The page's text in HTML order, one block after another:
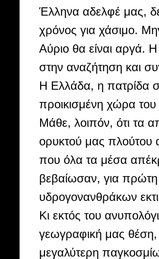
Έλληνα αδελφέ μας,
χρόνος για χάσιμο.
Αύριο θα είναι αργά.
στην αναζήτηση και
Η Ελλάδα, η πατρίδα
προικισμένη χώρα
Mάθε, λοιπόν, ότι τα
ορυκτού μας πλούτου
που όλα τα μέσα
βεβαίωσαν, για πρώτη
υδρογονανθράκων
Κι εκτός του
γεωγραφική μας θέση,
μεγαλύτερη